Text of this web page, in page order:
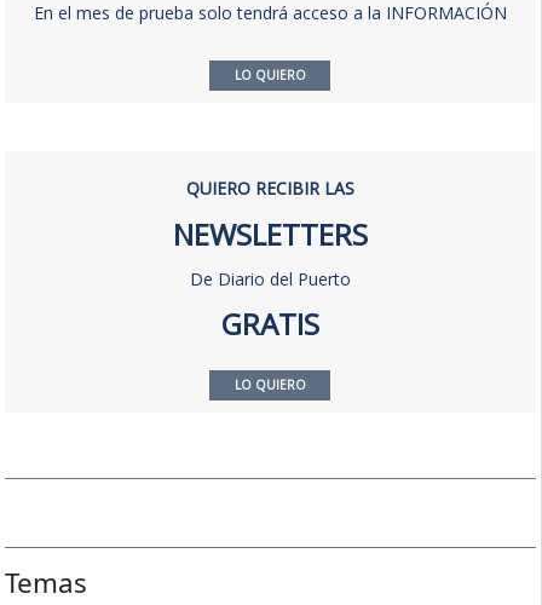
En el mes de prueba solo tendrá acceso a la INFORMACIÓN
LO QUIERO
QUIERO RECIBIR LAS
NEWSLETTERS
De Diario del Puerto
GRATIS
LO QUIERO
Temas